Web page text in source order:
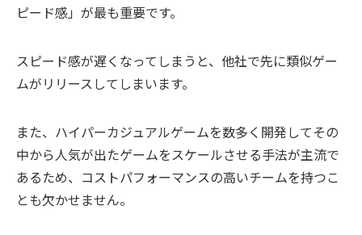
ピード感」が最も重要です。
スピード感が遅くなってしまうと、他社で先に類似ゲー
ムがリリースしてしまいます。
また、ハイパーカジュアルゲームを数多く開発してその
中から人気が出たゲームをスケールさせる手法が主流で
あるため、コストパフォーマンスの高いチームを持つこ
とも欠かせません。